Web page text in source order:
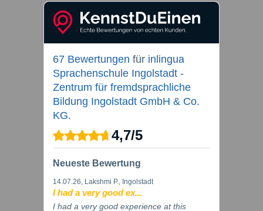
67 Bewertungen für inlingua
Sprachenschule Ingolstadt -
Zentrum für fremdsprachliche
Bildung Ingolstadt GmbH & Co.
KG.
4,7/5
Neueste Bewertung
14.07.26, Lakshmi P., Ingolstadt
I had a very good ex...
I had a very good experience at this